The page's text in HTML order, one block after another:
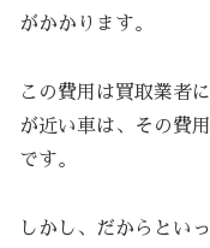
がかかります。
この費用は買取業者
が近い車は、その費
です。
しかし、だからとい